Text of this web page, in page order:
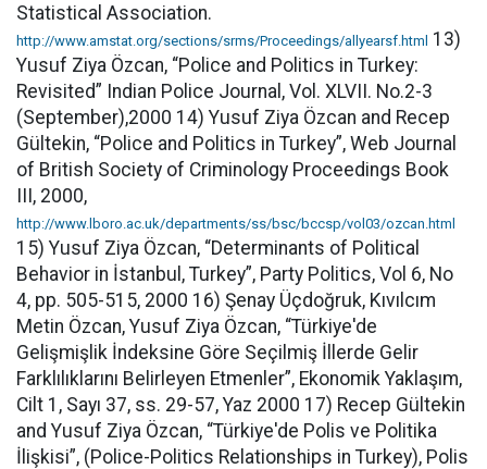
Statistical Association.
http://www.amstat.org/sections/srms/Proceedings/allyearsf.html 13)
Yusuf Ziya Özcan, “Police and Politics in Turkey:
Revisited” Indian Police Journal, Vol. XLVII. No.2-3
(September),2000 14) Yusuf Ziya Özcan and Recep
Gültekin, “Police and Politics in Turkey”, Web Journal
of British Society of Criminology Proceedings Book
III, 2000,
http://www.lboro.ac.uk/departments/ss/bsc/bccsp/vol03/ozcan.html
15) Yusuf Ziya Özcan, “Determinants of Political
Behavior in İstanbul, Turkey”, Party Politics, Vol 6, No
4, pp. 505-515, 2000 16) Şenay Üçdoğruk, Kıvılcım
Metin Özcan, Yusuf Ziya Özcan, “Türkiye'de
Gelişmişlik İndeksine Göre Seçilmiş İllerde Gelir
Farklılıklarını Belirleyen Etmenler”, Ekonomik Yaklaşım,
Cilt 1, Sayı 37, ss. 29-57, Yaz 2000 17) Recep Gültekin
and Yusuf Ziya Özcan, “Türkiye'de Polis ve Politika
İlişkisi”, (Police-Politics Relationships in Turkey), Polis